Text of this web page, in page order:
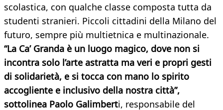
scolastica, con qualche classe composta tutta da
studenti stranieri. Piccoli cittadini della Milano del
futuro, sempre più multietnica e multinazionale.
“La Ca’ Granda è un luogo magico, dove non si
incontra solo l’arte astratta ma veri e propri gesti
di solidarietà, e si tocca con mano lo spirito
accogliente e inclusivo della nostra città”,
sottolinea Paolo Galimberti, responsabile del